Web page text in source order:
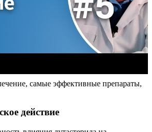
самые эффективные препараты,
действие